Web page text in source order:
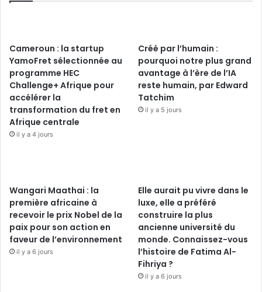
Cameroun : la startup
YamoFret sélectionnée au
programme HEC
Challenge+ Afrique pour
accélérer la
transformation du fret en
Afrique centrale
il y a 4 jours
Créé par l’humain :
pourquoi notre plus grand
avantage à l’ère de l’IA
reste humain, par Edward
Tatchim
il y a 5 jours
Wangari Maathai : la
première africaine à
recevoir le prix Nobel de la
paix pour son action en
faveur de l’environnement
il y a 6 jours
Elle aurait pu vivre dans le
luxe, elle a préféré
construire la plus
ancienne université du
monde. Connaissez-vous
l’histoire de Fatima Al-
Fihriya ?
il y a 6 jours